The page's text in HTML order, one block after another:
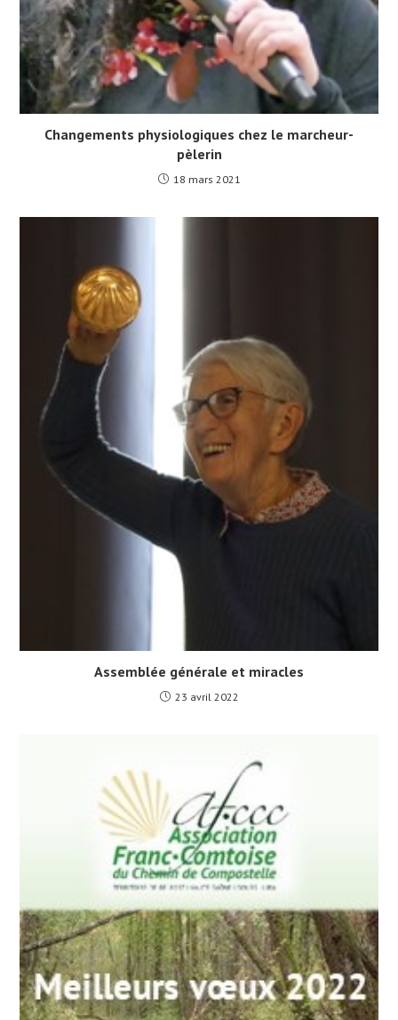
Changements physiologiques chez le marcheur-
pèlerin
18 mars 2021
Assemblée générale et miracles
23 avril 2022